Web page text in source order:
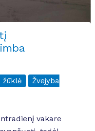
žūklė
Žvejyba
vakare